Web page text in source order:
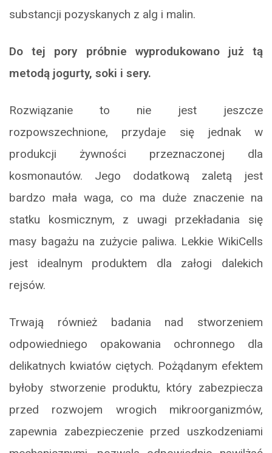
substancji pozyskanych z alg i malin.
Do tej pory próbnie wyprodukowano już tą
metodą jogurty, soki i sery.
Rozwiązanie to nie jest jeszcze
rozpowszechnione, przydaje się jednak w
produkcji żywności przeznaczonej dla
kosmonautów. Jego dodatkową zaletą jest
bardzo mała waga, co ma duże znaczenie na
statku kosmicznym, z uwagi przekładania się
masy bagażu na zużycie paliwa. Lekkie WikiCells
jest idealnym produktem dla załogi dalekich
rejsów.
Trwają również badania nad stworzeniem
odpowiedniego opakowania ochronnego dla
delikatnych kwiatów ciętych. Pożądanym efektem
byłoby stworzenie produktu, który zabezpiecza
przed rozwojem wrogich mikroorganizmów,
zapewnia zabezpieczenie przed uszkodzeniami